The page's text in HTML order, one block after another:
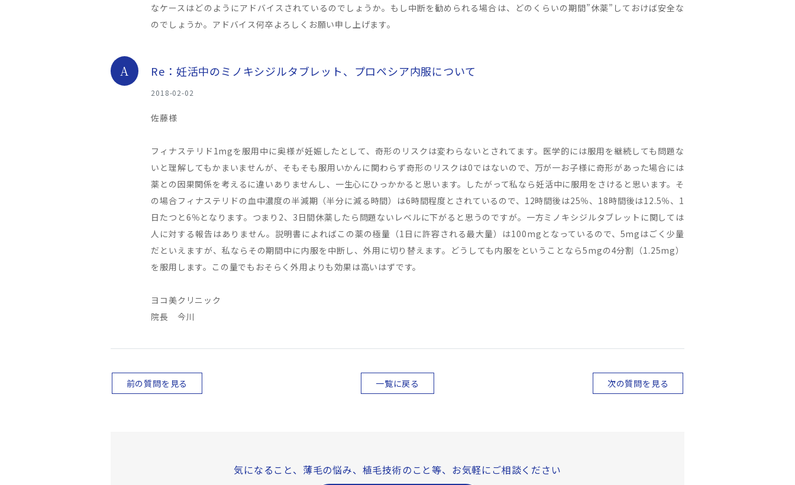
なケースはどのようにアドバイスされているのでしょうか。もし中断を勧められる場合は、どのくらいの期間”休薬”しておけば安全な
のでしょうか。アドバイス何卒よろしくお願い申し上げます。
A Re：妊活中のミノキシジルタブレット、プロペシア内服について
2018-02-02
佐藤様
フィナステリド1mgを服用中に奥様が妊娠したとして、奇形のリスクは変わらないとされてます。医学的には服用を継続しても問題な
いと理解してもかまいませんが、そもそも服用いかんに関わらず奇形のリスクは0ではないので、万が一お子様に奇形があった場合には
薬との因果関係を考えるに違いありませんし、一生心にひっかかると思います。したがって私なら妊活中に服用をさけると思います。そ
の場合フィナステリドの血中濃度の半減期（半分に減る時間）は6時間程度とされているので、12時間後は25％、18時間後は12.5％、1
日たつと6％となります。つまり2、3日間休薬したら問題ないレベルに下がると思うのですが。一方ミノキシジルタブレットに関しては
人に対する報告はありません。説明書によればこの薬の極量（1日に許容される最大量）は100mgとなっているので、5mgはごく少量
だといえますが、私ならその期間中に内服を中断し、外用に切り替えます。どうしても内服をということなら5mgの4分割（1.25mg）
を服用します。この量でもおそらく外用よりも効果は高いはずです。
ヨコ美クリニック
院長 今川
前の質問を見る 一覧に戻る 次の質問を見る
気になること、薄毛の悩み、 植毛技術のこと等、 お気軽にご相談ください